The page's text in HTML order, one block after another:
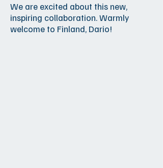
We are excited about this new,
inspiring collaboration. Warmly
welcome to Finland, Dario!